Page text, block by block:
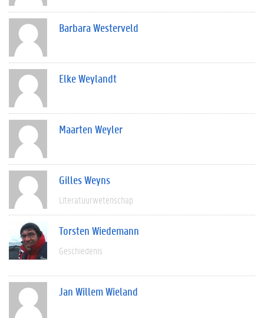
Barbara Westerveld
Elke Weylandt
Maarten Weyler
Gilles Weyns
Literatuurwetenschap
Torsten Wiedemann
Geschiedenis
Jan Willem Wieland